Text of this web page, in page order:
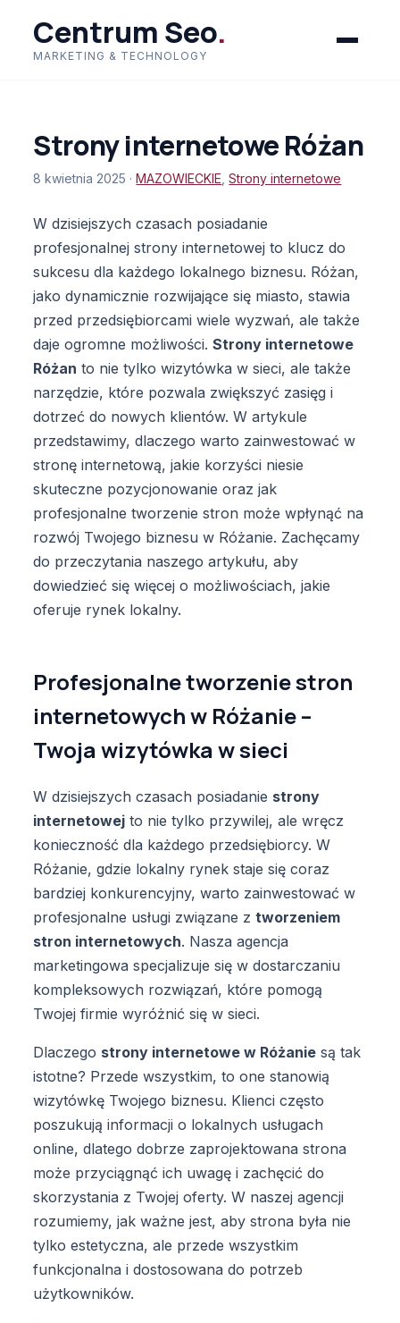
Centrum Seo.
MARKETING & TECHNOLOGY
Strony internetowe Różan
8 kwietnia 2025 ·MAZOWIECKIE ,Strony internetowe
W dzisiejszych czasach posiadanie
profesjonalnej strony internetowej to klucz do
sukcesu dla każdego lokalnego biznesu. Różan,
jako dynamicznie rozwijające się miasto, stawia
przed przedsiębiorcami wiele wyzwań, ale także
daje ogromne możliwości.Strony internetowe
Różan to nie tylko wizytówka w sieci, ale także
narzędzie, które pozwala zwiększyć zasięg i
dotrzeć do nowych klientów. W artykule
przedstawimy, dlaczego warto zainwestować w
stronę internetową, jakie korzyści niesie
skuteczne pozycjonowanie oraz jak
profesjonalne tworzenie stron może wpłynąć na
rozwój Twojego biznesu w Różanie. Zachęcamy
do przeczytania naszego artykułu, aby
dowiedzieć się więcej o możliwościach, jakie
oferuje rynek lokalny.
Profesjonalne tworzenie stron
internetowych w Różanie –
Twoja wizytówka w sieci
W dzisiejszych czasach posiadanie strony
internetowej to nie tylko przywilej, ale wręcz
konieczność dla każdego przedsiębiorcy. W
Różanie, gdzie lokalny rynek staje się coraz
bardziej konkurencyjny, warto zainwestować w
profesjonalne usługi związane ztworzeniem
stron internetowych. Nasza agencja
marketingowa specjalizuje się w dostarczaniu
kompleksowych rozwiązań, które pomogą
Twojej firmie wyróżnić się w sieci.
Dlaczego strony internetowe w Różanie są tak
istotne? Przede wszystkim, to one stanowią
wizytówkę Twojego biznesu. Klienci często
poszukują informacji o lokalnych usługach
online, dlatego dobrze zaprojektowana strona
może przyciągnąć ich uwagę i zachęcić do
skorzystania z Twojej oferty. W naszej agencji
rozumiemy, jak ważne jest, aby strona była nie
tylko estetyczna, ale przede wszystkim
funkcjonalna i dostosowana do potrzeb
użytkowników.